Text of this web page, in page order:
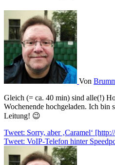
Von
Gleich (= ca. 40 min) sind alle(!) Hochzeitsfotos vom vergangenen
Wochenende hochgeladen. Ich
Leitung! 😉
Beitragsnavigation
Tweet: Sorry, aber ‚Caramel‘
Tweet: VoIP-Telefon hinter